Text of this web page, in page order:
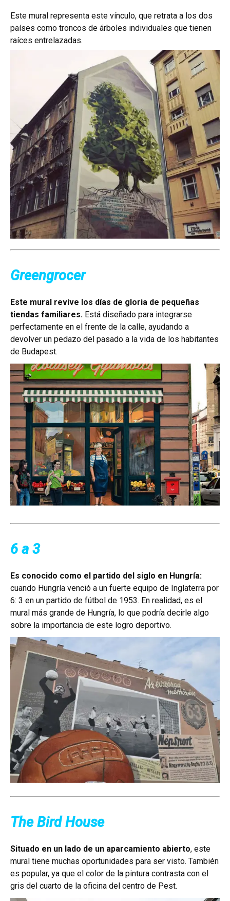
Este mural representa este vínculo, que retrata a los dos
países como troncos de árboles individuales que tienen
raíces entrelazadas.
Greengrocer
Este mural revive los días de gloria de pequeñas
tiendas familiares. Está diseñado para integrarse
perfectamente en el frente de la calle, ayudando a
devolver un pedazo del pasado a la vida de los habitantes
de Budapest.
6 a 3
Es conocido como el partido del siglo en Hungría:
cuando Hungría venció a un fuerte equipo de Inglaterra por
6: 3 en un partido de fútbol de 1953. En realidad, es el
mural más grande de Hungría, lo que podría decirle algo
sobre la importancia de este logro deportivo.
The Bird House
Situado en un lado de un aparcamiento abierto, este
mural tiene muchas oportunidades para ser visto. También
es popular, ya que el color de la pintura contrasta con el
gris del cuarto de la oficina del centro de Pest.